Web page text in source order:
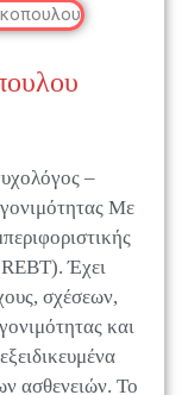
–
Με
Έχει
σχέσεων,
και
ασθενειών. Το